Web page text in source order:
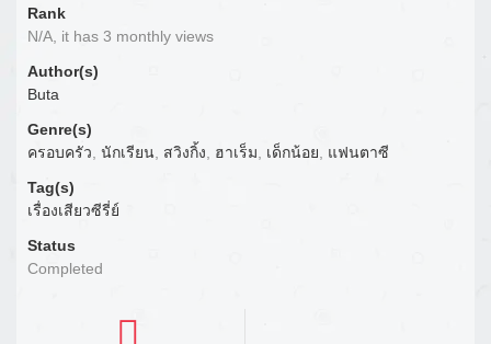
Rank
N/A, it has 3 monthly views
Author(s)
Buta
Genre(s)
ครอบครัว, นักเรียน, สวิงกิ้ง, ฮาเร็ม, เด็กน้อย, แฟนตาซี
Tag(s)
เรื่องเสียวซีรี่ย์
Status
Completed